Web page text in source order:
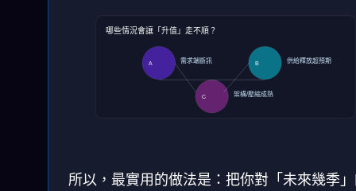
哪些情況會讓「升值」走不順？
A 需求端斷訊 B 供給釋放超預期
C 架構/壓縮成熟
所以，最實用的做法是：把你對「未來幾季